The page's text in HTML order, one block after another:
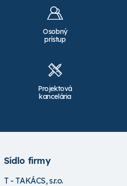
Osobný
prístup
Projektová
kancelária
Sídlo firmy
T - TAKÁCS, s.r.o.